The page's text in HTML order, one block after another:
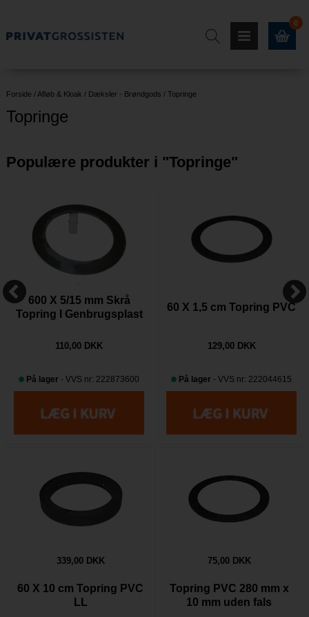
0
Forside / Afløb & Kloak / Dæksler - Brøndgods / Topringe
Topringe
Populære produkter i "Topringe"
600 X 5/15 mm Skrå
Topring I Genbrugsplast
110,00 DKK
På lager - VVS nr: 222873600
60 X 1,5 cm Topring PVC
129,00 DKK
På lager - VVS nr: 222044615
339,00 DKK
60 X 10 cm Topring PVC
LL
75,00 DKK
Topring PVC 280 mm x
10 mm uden fals